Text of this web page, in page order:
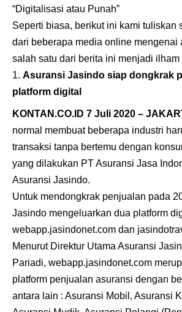
“Digitalisasi atau Punah”
Seperti biasa, berikut ini kami tuliskan
dari beberapa media online mengenai
salah satu dari berita ini menjadi ilham
Asuransi Jasindo siap dongkrak
platform digital
KONTAN.CO.ID 7 Juli 2020 –
normal membuat beberapa industri
transaksi tanpa bertemu dengan
yang dilakukan PT Asuransi Jasa
Asuransi Jasindo.
Untuk mendongkrak penjualan pada
Jasindo mengeluarkan dua platform
webapp.jasindonet.com dan
Menurut Direktur Utama Asuransi
Pariadi, webapp.jasindonet.com
platform penjualan asuransi dengan
antara lain : Asuransi Mobil, Asuransi